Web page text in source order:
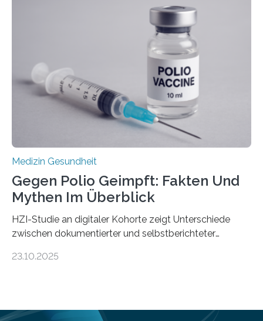
Dringend benötigt werden zielgerichtete Therapien, die
nur Tumorschwachstellen angreifen und normales
Gewebe verschonen. Forschende um Daniel Merk vom
Hertie-Institut für klinische Hirnforschung am
Universitätsklinikum Tübingen haben eine solche
Schwachstelle im Erbgut einer Untergruppe des
Medulloblastoms gefunden. Die Wilhelm Sander-
Stiftung unterstützte das Projekt…
Medizin Gesundheit
Gegen Polio Geimpft: Fakten Und
Mythen Im Überblick
HZI-Studie an digitaler Kohorte zeigt Unterschiede
zwischen dokumentierter und selbstberichteter
Kinderlähmung, ist eine ansteckende Krankheit, die
nur noch in zwei Ländern endemisch. Bis das Virus
23.10.2025